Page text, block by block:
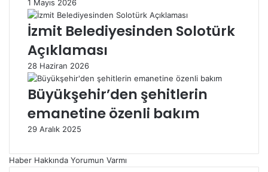
1 Mayıs 2026
İzmit Belediyesinden Solotürk
Açıklaması
28 Haziran 2026
Büyükşehir’den şehitlerin
emanetine özenli bakım
29 Aralık 2025
Haber Hakkında Yorumun Varmı